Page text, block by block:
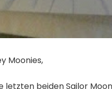
Moonies,
letzten beiden Sailor